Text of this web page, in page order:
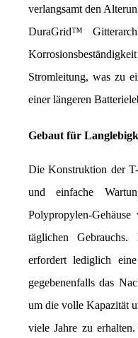
verlangsamt den
DuraGrid™
Stromleitung, was zu
einer längeren
Gebaut für
Die Konstruktion der
und einfache
Polypropylen-
täglichen Gebrauchs.
erfordert lediglich
gegebenenfalls das
um die volle Kapazität
viele Jahre zu